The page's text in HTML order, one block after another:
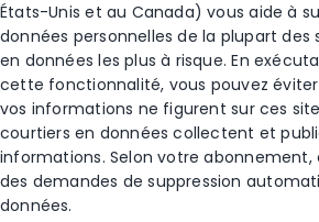
États-Unis et au Canada) vous aide à
données personnelles de la plupart des
en données les plus à risque. En
cette fonctionnalité, vous pouvez
vos informations ne figurent sur ces
courtiers en données collectent et
informations. Selon votre abonnement,
des demandes de suppression
données.